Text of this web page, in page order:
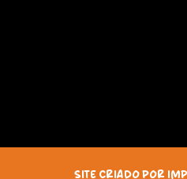
SITE CRIADO POR